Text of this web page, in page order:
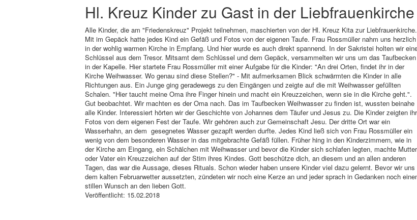
Hl. Kreuz Kinder zu Gast in der Liebfrauenkirche
Alle Kinder, die am "Friedenskreuz" Projekt teilnehmen, maschierten von der Hl. Kreuz Kita zur Liebfrauenkirche.
Mit im Gepäck hatte jedes Kind ein Gefäß und Fotos von der eigenen Taufe. Frau Rossmüller nahm uns herzlich
in der wohlig warmen Kirche in Empfang. Und hier wurde es auch direkt spannend. In der Sakristei holten wir
Schlüssel aus dem Tresor. Mitsamt dem Schlüssel und dem Gepäck, versammelten wir uns um das Taufbecken
in der Kapelle. Hier startete Frau Rossmüller mit einer Aufgabe für die Kinder: "An drei Orten, findet ihr in der
Kirche Weihwasser. Wo genau sind diese Stellen?" - Mit aufmerksamen Blick schwärmten die Kinder in alle
Richtungen aus. Ein Junge ging geradewegs zu den Eingängen und zeigte auf die mit Weihwasser gefüllten
Schalen. "Hier taucht meine Oma ihre Finger hinein und macht ein Kreuzzeichen, wenn sie in die Kirche geht.".
Gut beobachtet. Wir machten es der Oma nach. Das im Taufbecken Weihwasser zu finden ist, wussten beinahe
alle Kinder. Interessiert hörten wir der Geschichte von Johannes dem Täufer und Jesus zu. Die Kinder zeigten
Fotos von dem eigenen Fest der Taufe. Wir gehören auch zur Gemeinschaft Jesu. Der dritte Ort war ein
Wasserhahn, an dem gesegnetes Wasser gezapft werden durfte. Jedes Kind ließ sich von Frau Rossmüller ein
wenig von dem besonderen Wasser in das mitgebrachte Gefäß füllen. Früher hing in den Kinderzimmern, wie in
der Kirche am Eingang, ein Schälchen mit Weihwasser und bevor die Kinder sich schlafen legten, machte Mutter
oder Vater ein Kreuzzeichen auf der Stirn ihres Kindes. Gott beschütze dich, an diesem und an allen anderen
Tagen, das war die Aussage, dieses Rituals. Schon wieder haben unsere Kinder viel dazu gelernt. Bevor wir uns
dem kalten Februarwetter aussetzten, zündeten wir noch eine Kerze an und jeder sprach in Gedanken noch
stillen Wunsch an den lieben Gott.
Veröffentlicht: 15.02.2018